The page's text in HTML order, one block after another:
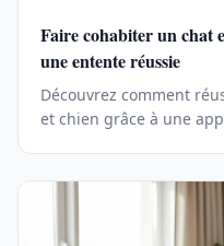
Faire cohabiter un chat
une entente réussie
Découvrez comment
et chien grâce à une